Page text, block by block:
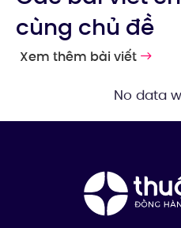
cùng chủ đề
Xem thêm bài viết
No data